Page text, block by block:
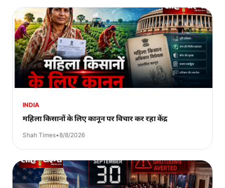
INDIA
महिला किसानों के लिए कानून पर विचार कर रहा केंद्र
Shah Times•8/8/2026